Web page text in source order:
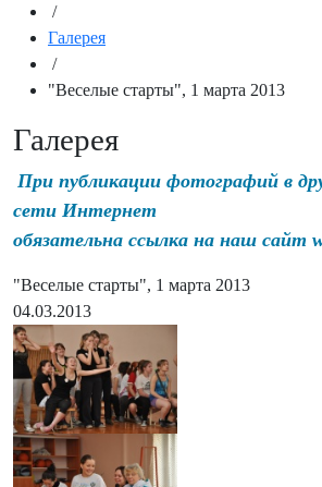
/
Галерея
/
"Веселые старты", 1 марта 2013
Галерея
При публикации фотографий в
сети Интернет
обязательна ссылка на наш сайт
"Веселые старты", 1 марта 2013
04.03.2013